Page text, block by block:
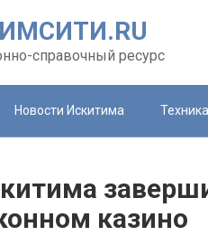
справочный ресурс
Новости Искитима Техника
казино